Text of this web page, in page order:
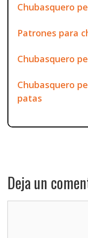
Chubasquero
Patrones para
Chubasquero
Chubasquero
patas
Deja un